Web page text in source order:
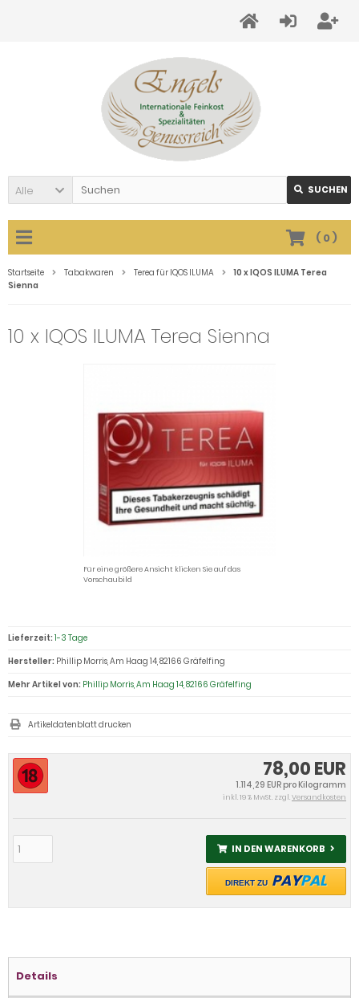
Alle SUCHEN
( 0)
Startseite Tabakwaren Terea für IQOS ILUMA
10 x IQOS ILUMA Terea
Sienna
10 x IQOS ILUMA Terea Sienna
Für eine größere Ansicht klicken Sie auf das
Vorschaubild
78,00 EUR
1.114,29 EUR pro Kilogramm
inkl. 19 % MwSt. zzgl.Versandkosten
IN DEN WARENKORB
DIREKT ZU PAYPAL
Lieferzeit: 1-3 Tage
Hersteller: Phillip Morris, Am Haag 14, 82166 Gräfelfing
Mehr Artikel von: Phillip Morris, Am Haag 14, 82166 Gräfelfing
Artikeldatenblatt drucken
Details